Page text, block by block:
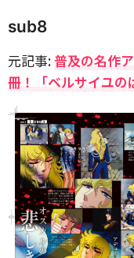
sub8
元記事:普及の名作
冊！「ベルサイユの